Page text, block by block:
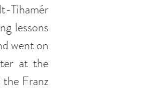
Tihamér
lessons
went on
at the
Franz